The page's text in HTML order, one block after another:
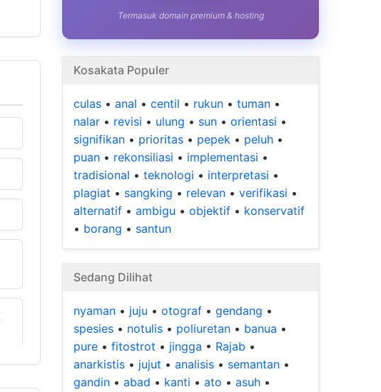
Termasuk domain premium & hosting
Kosakata Populer
culas • anal • centil • rukun • tuman •
nalar • revisi • ulung • sun • orientasi •
signifikan • prioritas • pepek • peluh •
puan • rekonsiliasi • implementasi •
tradisional • teknologi • interpretasi •
plagiat • sangking • relevan • verifikasi •
alternatif • ambigu • objektif • konservatif
• borang • santun
Sedang Dilihat
nyaman • juju • otograf • gendang •
spesies • notulis • poliuretan • banua •
pure • fitostrot • jingga • Rajab •
anarkistis • jujut • analisis • semantan •
gandin • abad • kanti • ato • asuh •